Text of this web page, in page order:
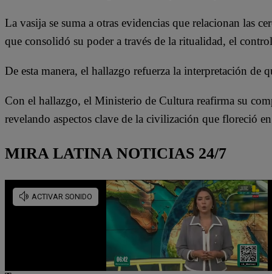
La vasija se suma a otras evidencias que relacionan las
que consolidó su poder a través de la ritualidad, el
De esta manera, el hallazgo refuerza la interpretación
Con el hallazgo, el Ministerio de Cultura reafirma su
revelando aspectos clave de la civilización que floreció
MIRA LATINA NOTICIAS 24/7